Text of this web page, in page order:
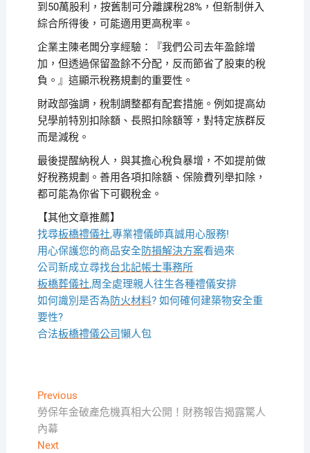
到50萬股利，按舊制可分離課稅28%，但新制併入
綜合所得後，可能適用更高稅率。
企業主陳老闆分享經驗：『我們公司去年盈餘增
加，但透過保留盈餘不分配，反而節省了股東的稅
負。』這顯示稅務規劃的重要性。
財政部強調，稅制調整都有配套措施。例如提高幼
兒學前特別扣除額、長照扣除額等，對特定族群反
而是減稅。
最後提醒納稅人，與其擔心稅負暴增，不如提前做
好稅務規劃。善用各項扣除額、保險費列舉扣除，
都可能為你省下可觀稅金。
【其他文章推薦】
找尋板橋禮儀社,專業禮儀師真誠用心服務!
用心保護您的商品安全防損解決方案看過來
公司新成立尋找台北記帳士事務所
板橋葬儀社,周全處理親人往生各種禮儀安排
如何識別是否為防火材料? 如何確何建築物安全重
要性?
合法板橋禮儀公司懶人包
文
章
導
PreviousPrevious
post:
勞保年金破產危機真相大公開！財務報告揭露驚人
內幕
NextNext